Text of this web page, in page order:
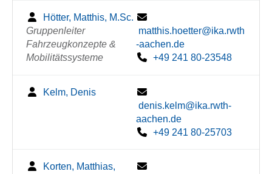
Hötter, Matthis, M.Sc.
Gruppenleiter
Fahrzeugkonzepte &
Mobilitätssysteme
matthis.hoetter@ika.rwth
-aachen.de
+49 241 80-23548
Kelm, Denis
denis.kelm@ika.rwth-
aachen.de
+49 241 80-25703
Korten, Matthias,